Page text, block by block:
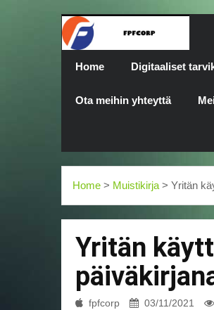
Home Digitaaliset
Ota meihin yhteyttä
Home > Muistikirja > Yritän
Yritän
fpfcorp 03/11/2021